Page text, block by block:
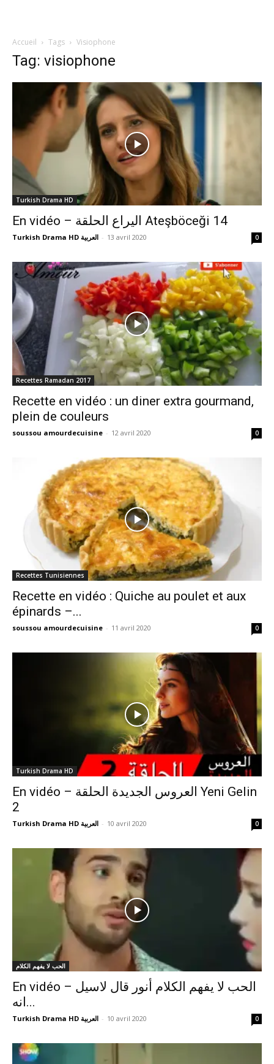
Accueil Tags Visiophone
Tag: visiophone
Turkish Drama HD
En vidéo – اليراع الحلقة Ateşböceği 14
Turkish Drama HD العربية - 13 avril 2020 0
Recettes Ramadan 2017
Recette en vidéo : un diner extra gourmand,
plein de couleurs
soussou amourdecuisine - 12 avril 2020 0
Recettes Tunisiennes
Recette en vidéo : Quiche au poulet et aux
épinards –...
soussou amourdecuisine - 11 avril 2020 0
Turkish Drama HD
En vidéo – العروس الجديدة الحلقة Yeni Gelin
2
Turkish Drama HD العربية - 10 avril 2020 0
الحب لا يفهم الكلام
En vidéo – الحب لا يفهم الكلام أنور قال لاسيل
انه...
Turkish Drama HD العربية - 10 avril 2020 0